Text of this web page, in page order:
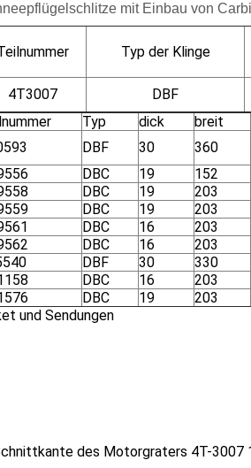
mit Einbau von
Typ der Klinge
4T3007 DBF
Typ dick breit
DBF 30 360
DBC 19 152
DBC 19 203
DBC 19 203
DBC 16 203
DBC 16 203
DBF 30 330
DBC 16 203
DBC 19 203
und Sendungen